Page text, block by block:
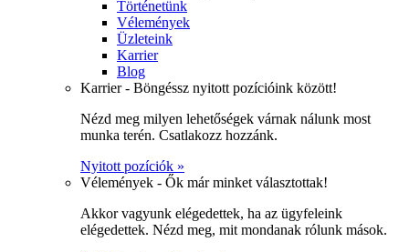
Történetünk
Vélemények
Üzleteink
Karrier
Blog
Karrier - Böngéssz nyitott pozícióink között!
Nézd meg milyen lehetőségek várnak nálunk most
munka terén. Csatlakozz hozzánk.
Nyitott pozíciók »
Vélemények - Ők már minket választottak!
Akkor vagyunk elégedettek, ha az ügyfeleink
elégedettek. Nézd meg, mit mondanak rólunk mások.